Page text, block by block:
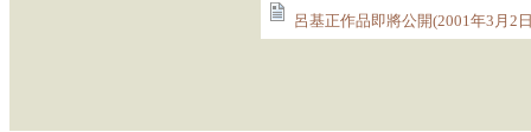
呂基正作品即將公開(2001年3月2